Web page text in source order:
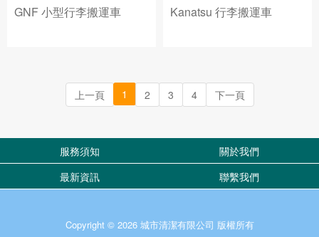
GNF 小型行李搬運車 Kanatsu 行李搬運車
上一頁 1 2 3 4 下一頁
服務須知
關於我們
最新資訊
聯繫我們
Copyright © 2026 城市清潔有限公司 版權所有